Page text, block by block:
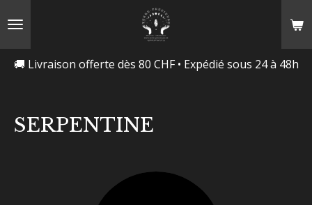
🚚 Livraison offerte dès 80 CHF • Expédié sous 24 à 48h
SERPENTINE